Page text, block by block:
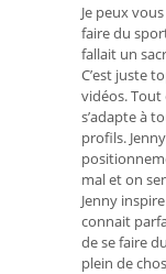
Je peux
faire du
fallait un
C’est juste
vidéos. Tout
s’adapte à
profils.
mal et on
Jenny
connait
de se faire
plein de